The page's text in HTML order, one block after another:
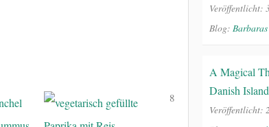
8
Veröffentlicht:
Blog:
A Magical
Danish
Veröffentlicht: